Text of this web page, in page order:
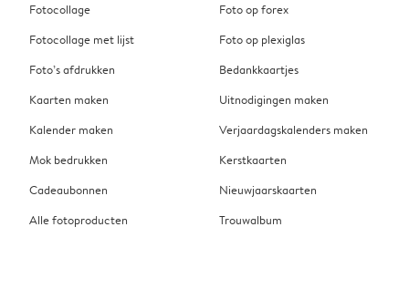
Fotocollage
Fotocollage met lijst
Foto’s afdrukken
Kaarten maken
Kalender maken
Mok bedrukken
Cadeaubonnen
Alle fotoproducten
Foto op forex
Foto op plexiglas
Bedankkaartjes
Uitnodigingen maken
Verjaardagskalenders maken
Kerstkaarten
Nieuwjaarskaarten
Trouwalbum